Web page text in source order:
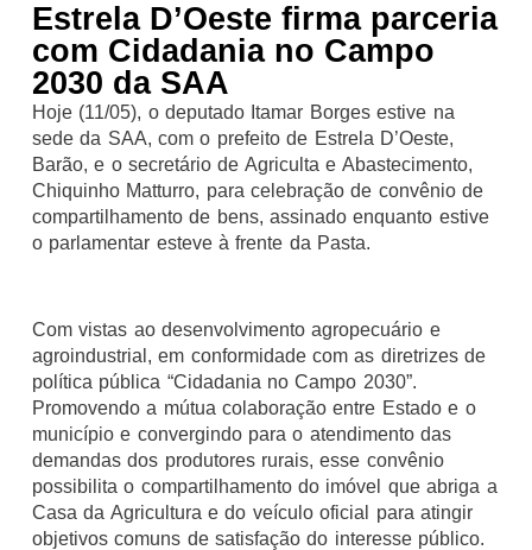
Estrela D’Oeste firma parceria
com Cidadania no Campo
2030 da SAA
Hoje (11/05), o deputado Itamar Borges estive na
sede da SAA, com o prefeito de Estrela D’Oeste,
Barão, e o secretário de Agriculta e Abastecimento,
Chiquinho Matturro, para celebração de convênio de
compartilhamento de bens, assinado enquanto estive
o parlamentar esteve à frente da Pasta.
Com vistas ao desenvolvimento agropecuário e
agroindustrial, em conformidade com as diretrizes de
política pública “Cidadania no Campo 2030”.
Promovendo a mútua colaboração entre Estado e o
município e convergindo para o atendimento das
demandas dos produtores rurais, esse convênio
possibilita o compartilhamento do imóvel que abriga a
Casa da Agricultura e do veículo oficial para atingir
objetivos comuns de satisfação do interesse público.